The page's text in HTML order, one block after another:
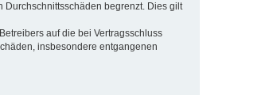
begrenzt. Dies gilt
auf die bei Vertragsschluss
insbesondere entgangenen